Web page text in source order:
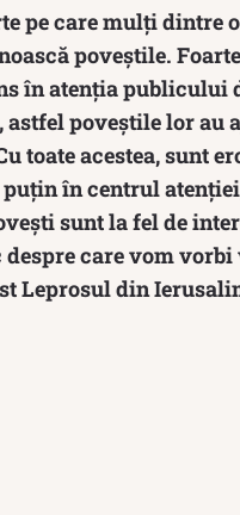
pe care mulți dintre
poveștile.
în atenția publicului
poveștile lor au
toate acestea, sunt
în centrul
sunt la fel de
care vom
Leprosul din